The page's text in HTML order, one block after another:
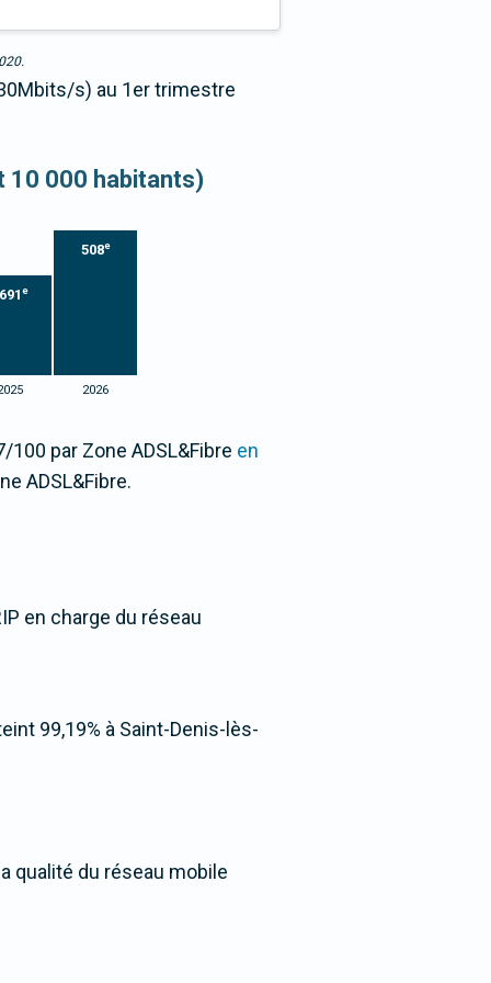
s) au 1er trimestre
10 000 habitants)
e
508e
2026
par Zone ADSL&Fibre en
ADSL&Fibre.
en charge du réseau
99,19% à Saint-Denis-lès-
qualité du réseau mobile